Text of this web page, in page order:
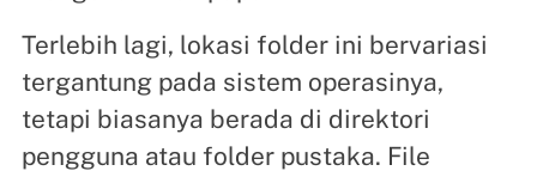
Terlebih lagi, lokasi folder ini bervariasi
tergantung pada sistem operasinya,
tetapi biasanya berada di direktori
pengguna atau folder pustaka. File